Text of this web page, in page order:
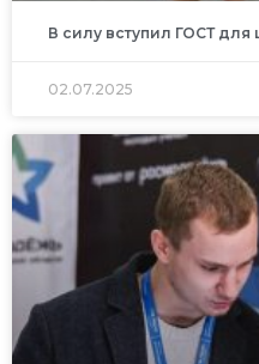
В силу вступил ГОСТ
02.07.2025